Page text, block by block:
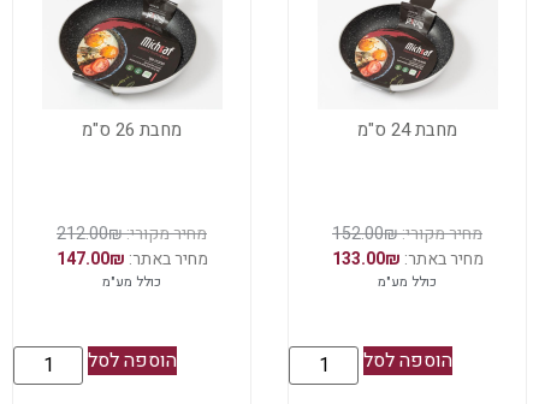
מחבת 24 ס"מ
152.00₪
133.00₪
כולל מע"מ
הוספה לסל
מחבת 26 ס"מ
212.00₪
147.00₪
כולל מע"מ
הוספה לסל